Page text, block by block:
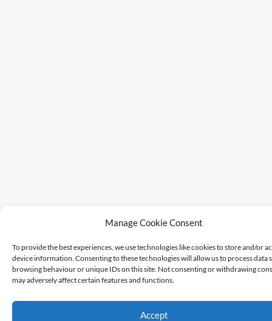
Manage Cookie Consent
To provide the best experiences, we use technologies like cookies to store and/or
device information. Consenting to these technologies will allow us to process data
browsing behaviour or unique IDs on this site. Not consenting or withdrawing
may adversely affect certain features and functions.
Accept